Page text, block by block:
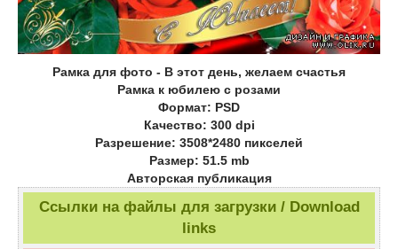
Рамка для фото - В этот день, желаем счастья
Рамка к юбилею с розами
Формат: PSD
Качество: 300 dpi
Разрешение: 3508*2480 пикселей
Размер: 51.5 mb
Авторская публикация
Ссылки на файлы для загрузки / Download
links